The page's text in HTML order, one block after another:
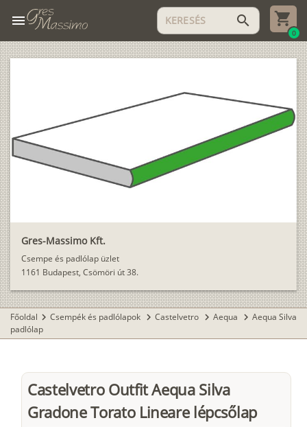
menu search
0
Gres-Massimo Kft.
Csempe és padlólap üzlet
1161 Budapest, Csömöri út 38.
Főoldal chevron_right Csempék és padlólapok chevron_right Castelvetro chevron_right Aequa chevron_right Aequa Silva
padlólap
Castelvetro Outfit Aequa Silva
Gradone Torato Lineare lépcsőlap